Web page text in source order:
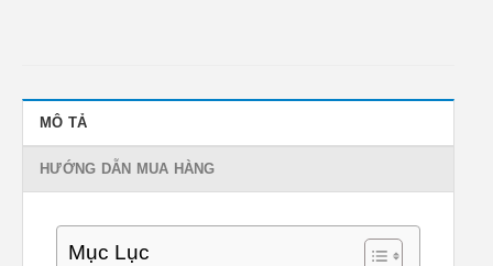
MÔ TẢ
HƯỚNG DẪN MUA HÀNG
Mục Lục